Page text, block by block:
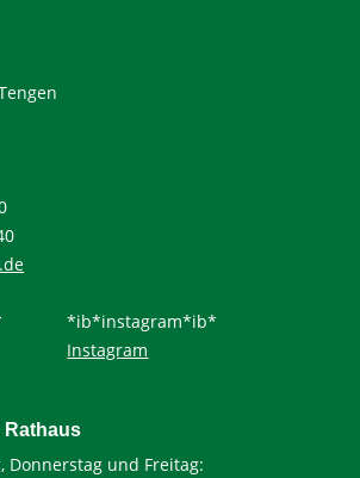
*ib*instagram*ib*
Instagram
Rathaus
Donnerstag und Freitag: